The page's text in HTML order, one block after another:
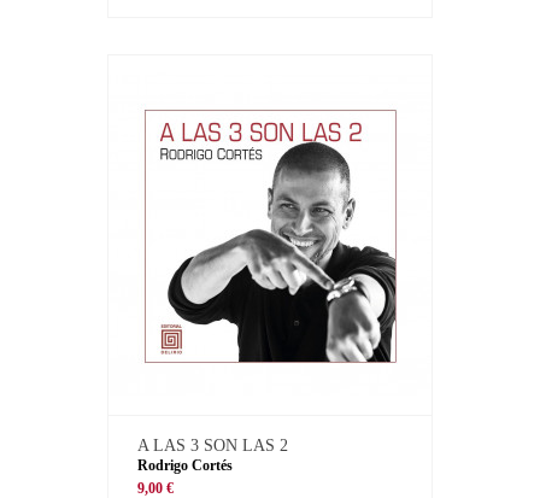
A LAS 3 SON LAS 2
Rodrigo Cortés
9,00 €